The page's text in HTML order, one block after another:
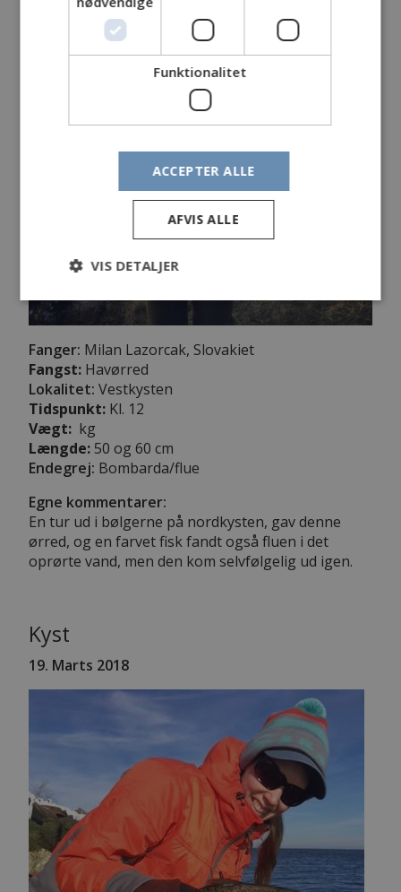
Fanger: Milan Lazorcak, Slovakiet
Fangst: Havørred
Lokalitet: Vestkysten
Tidspunkt: Kl. 12
Vægt: kg
Længde:50 og 60 cm
Endegrej: Bombarda/flue
Egne kommentarer:
En tur ud i bølgerne på nordkysten, gav denne
ørred, og en farvet fisk fandt også fluen i det
oprørte vand, men den kom selvfølgelig ud igen.
Kyst
19. Marts 2018
Funktionalitet
ACCEPTER ALLE
AFVIS ALLE
VIS DETALJER